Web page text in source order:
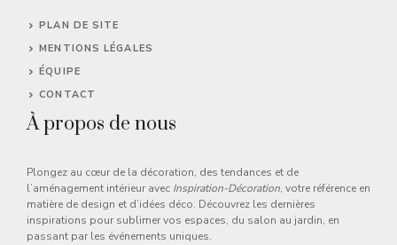
PLAN DE SITE
MENTIONS LÉGALES
ÉQUIPE
CONTACT
À propos de nous
Plongez au cœur de la décoration, des tendances et de
l’aménagement intérieur avec Inspiration-Décoration, votre référence en
matière de design et d’idées déco. Découvrez les dernières
inspirations pour sublimer vos espaces, du salon au jardin, en
passant par les événements uniques.